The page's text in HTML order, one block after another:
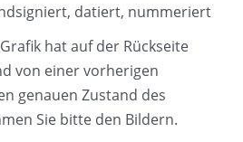
datiert, nummeriert
hat auf der Rückseite
von einer vorherigen
genauen Zustand des
Sie bitte den Bildern.